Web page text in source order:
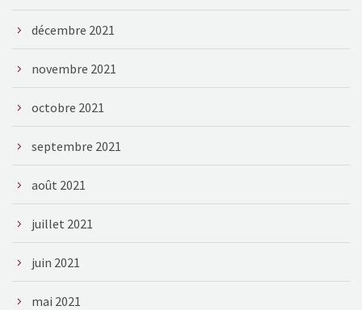
décembre 2021
novembre 2021
octobre 2021
septembre 2021
août 2021
juillet 2021
juin 2021
mai 2021